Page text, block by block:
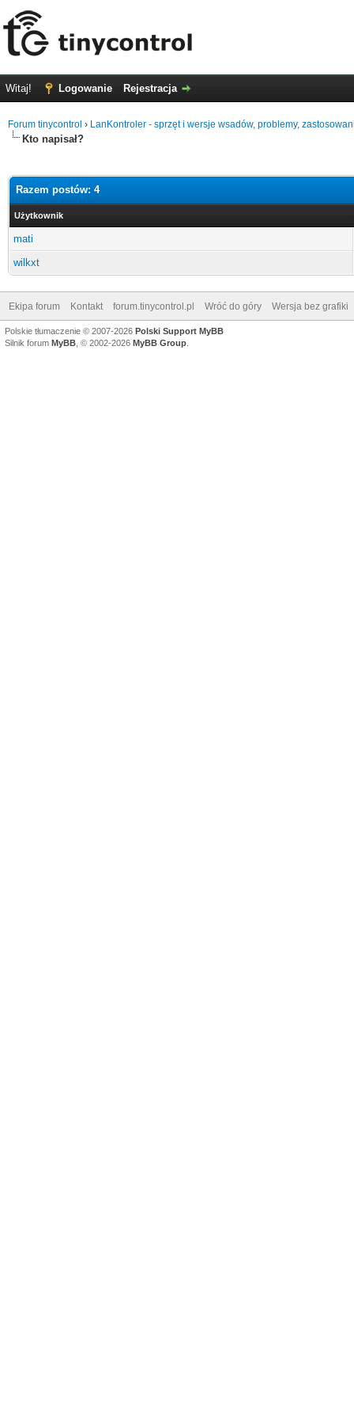
Witaj! Logowanie Rejestracja
Forum tinycontrol › LanKontroler - sprzęt i wersje wsadów, problemy,
Kto napisał?
Razem postów: 4
Użytkownik
mati
wilkxt
Ekipa forum Kontakt forum.tinycontrol.pl Wróć do góry Wersja bez grafiki
Polskie tłumaczenie © 2007-2026 Polski Support MyBB
Silnik forum MyBB , © 2002-2026 MyBB Group